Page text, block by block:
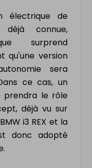
électrique de
connue,
surprend
qu'une version
sera
ce cas, un
prendra le rôle
déjà vu sur
i3 REX et la
donc adopté